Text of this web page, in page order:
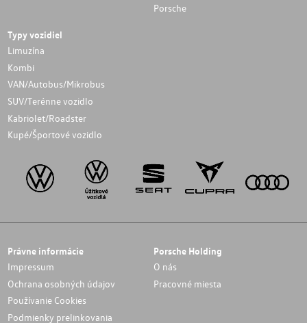
Porsche
Typy vozidiel
Limuzína
Kombi
VAN/Autobus/Mikrobus
SUV/Terénne vozidlo
Kabriolet/Roadster
Kupé/Športové vozidlo
Právne informácie
Impressum
Ochrana osobných údajov
Používanie Cookies
Podmienky prelinkovania
Porsche Holding
O nás
Pracovné miesta